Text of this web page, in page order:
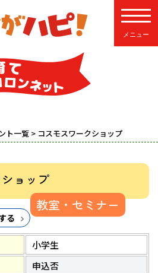
ト一覧 > コスモスワークショップ
ョップ
教室・セミナー
る
小学生
申込否